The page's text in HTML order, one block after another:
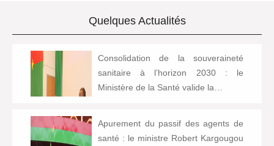
Quelques Actualités
Consolidation de la souveraineté
sanitaire à l’horizon 2030 : le
Ministère de la Santé valide la…
Apurement du passif des agents de
santé : le ministre Robert Kargougou